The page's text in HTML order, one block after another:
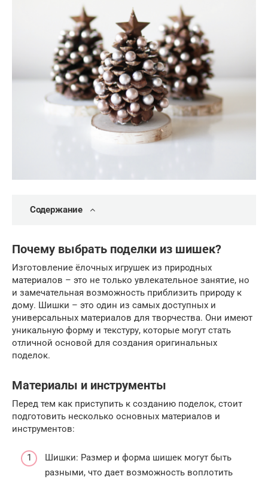
Содержание
Почему выбрать поделки из шишек?
Изготовление ёлочных игрушек из природных
материалов – это не только увлекательное занятие, но
и замечательная возможность приблизить природу к
дому. Шишки – это один из самых доступных и
универсальных материалов для творчества. Они имеют
уникальную форму и текстуру, которые могут стать
отличной основой для создания оригинальных
поделок.
Материалы и инструменты
Перед тем как приступить к созданию поделок, стоит
подготовить несколько основных материалов и
инструментов:
Шишки: Размер и форма шишек могут быть
разными, что дает возможность воплотить